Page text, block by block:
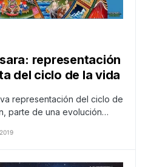
representación
del ciclo de la vida
representación del ciclo de
parte de una evolución…